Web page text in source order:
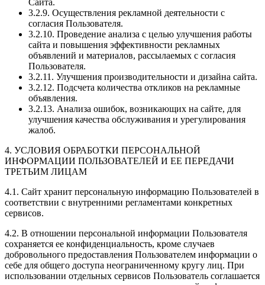
Сайта.
3.2.9. Осуществления рекламной деятельности с
согласия Пользователя.
3.2.10. Проведение анализа с целью улучшения работы
сайта и повышения эффективности рекламных
объявлений и материалов, рассылаемых с согласия
Пользователя.
3.2.11. Улучшения производительности и дизайна сайта.
3.2.12. Подсчета количества откликов на рекламные
объявления.
3.2.13. Анализа ошибок, возникающих на сайте, для
улучшения качества обслуживания и урегулирования
жалоб.
4. УСЛОВИЯ ОБРАБОТКИ ПЕРСОНАЛЬНОЙ
ИНФОРМАЦИИ ПОЛЬЗОВАТЕЛЕЙ И ЕЕ ПЕРЕДАЧИ
ТРЕТЬИМ ЛИЦАМ
4.1. Сайт хранит персональную информацию Пользователей в
соответствии с внутренними регламентами конкретных
сервисов.
4.2. В отношении персональной информации Пользователя
сохраняется ее конфиденциальность, кроме случаев
добровольного предоставления Пользователем информации о
себе для общего доступа неограниченному кругу лиц. При
использовании отдельных сервисов Пользователь соглашается